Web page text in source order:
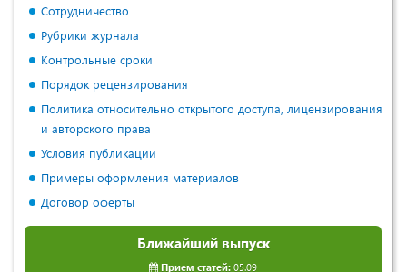
Сотрудничество
Рубрики журнала
Контрольные сроки
Порядок рецензирования
Политика относительно открытого доступа, лицензирования
и авторского права
Условия публикации
Примеры оформления материалов
Договор оферты
Ближайший выпуск
Прием статей: 05.09